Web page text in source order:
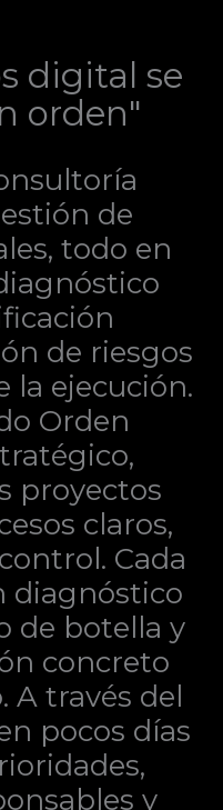
digital se
orden"
de
todo en
de riesgos
la ejecución.
Orden
proyectos
claros,
Cada
diagnóstico
de botella y
concreto
A través del
pocos días
y